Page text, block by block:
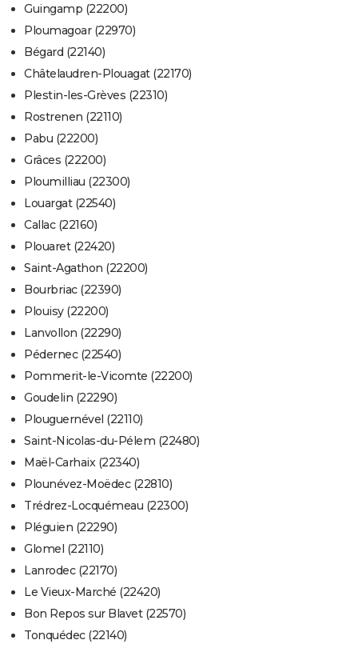
Guingamp (22200)
Ploumagoar (22970)
Bégard (22140)
Châtelaudren-Plouagat (22170)
Plestin-les-Grèves (22310)
Rostrenen (22110)
Pabu (22200)
Grâces (22200)
Ploumilliau (22300)
Louargat (22540)
Callac (22160)
Plouaret (22420)
Saint-Agathon (22200)
Bourbriac (22390)
Plouisy (22200)
Lanvollon (22290)
Pédernec (22540)
Pommerit-le-Vicomte (22200)
Goudelin (22290)
Plouguernével (22110)
Saint-Nicolas-du-Pélem (22480)
Maël-Carhaix (22340)
Plounévez-Moëdec (22810)
Trédrez-Locquémeau (22300)
Pléguien (22290)
Glomel (22110)
Lanrodec (22170)
Le Vieux-Marché (22420)
Bon Repos sur Blavet (22570)
Tonquédec (22140)